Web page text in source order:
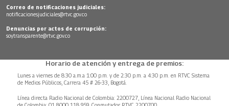
Correo de notificaciones judiciales:
notificacionesjudiciales@rtvc.gov.co
Denuncias por actos de corrupción:
soytransparente@rtvc.gov.co
Horario de atención y entrega de premios:
Lunes a viernes de 8:30 a.m.a 1:00 p.m. y de 2:30 p.m. a 4:30 p.m. en RTVC Sistema
de Medios Públicos, Carrera 45 # 26-33, Bogotá.
Línea directa Radio Nacional de Colombia: 2200727, Línea Nacional Radio Nacional